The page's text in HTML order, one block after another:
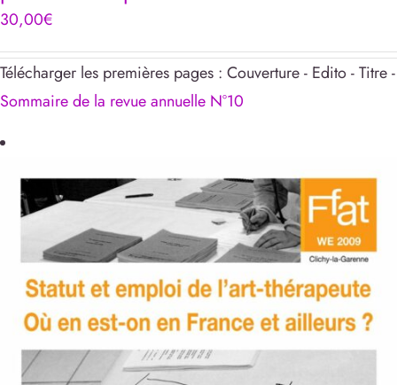
30,00€
Télécharger les premières pages : Couverture - Edito - Titre -
Sommaire de la revue annuelle N°10